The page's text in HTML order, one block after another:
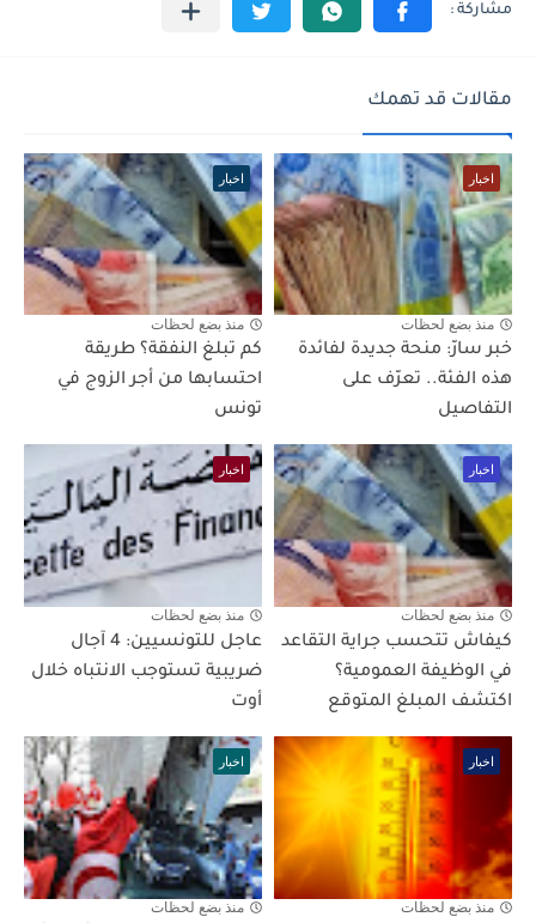
مقالات قد تهمك
اخبار
منذ بضع لحظات
خبر سارّ: منحة جديدة لفائدة
هذه الفئة.. تعرّف على
التفاصيل
اخبار
منذ بضع لحظات
كم تبلغ النفقة؟ طريقة
احتسابها من أجر الزوج في
تونس
اخبار
منذ بضع لحظات
كيفاش تتحسب جراية التقاعد
في الوظيفة العمومية؟
اكتشف المبلغ المتوقع
اخبار
منذ بضع لحظات
عاجل للتونسيين: 4 آجال
ضريبية تستوجب الانتباه خلال
أوت
اخبار
منذ بضع لحظات
اخبار
منذ بضع لحظات